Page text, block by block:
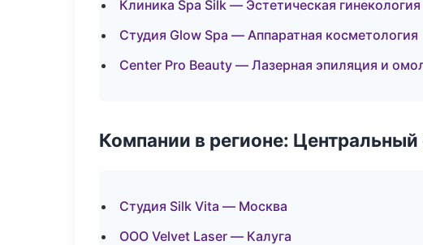
Клиника Spa Silk — Эстетическая гинекология
Студия Glow Spa — Аппаратная косметология
Center Pro Beauty — Лазерная эпиляция и
Компании в регионе:
Студия Silk Vita — Москва
ООО Velvet Laser — Калуга